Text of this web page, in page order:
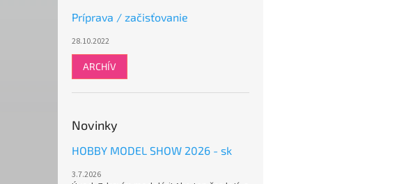
Príprava / začisťovanie
28.10.2022
ARCHÍV
Novinky
HOBBY MODEL SHOW 2026 - sk
3.7.2026